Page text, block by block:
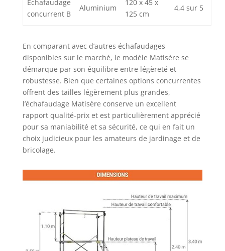
Échafaudage
concurrent B
Aluminium
120 x 45 x
125 cm
4,4 sur 5
En comparant avec d’autres échafaudages
disponibles sur le marché, le modèle Matisère se
démarque par son équilibre entre légèreté et
robustesse. Bien que certaines options concurrentes
offrent des tailles légèrement plus grandes,
l’échafaudage Matisère conserve un excellent
rapport qualité-prix et est particulièrement apprécié
pour sa maniabilité et sa sécurité, ce qui en fait un
choix judicieux pour les amateurs de jardinage et de
bricolage.